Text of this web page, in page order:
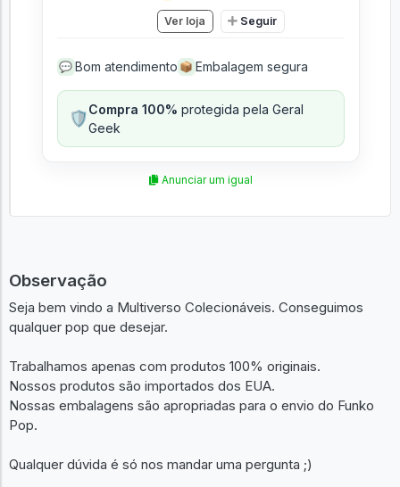
Ver loja Seguir
💬 Bom atendimento 📦 Embalagem segura
🛡️Compra 100% protegida pela Geral
Geek
Anunciar um igual
Observação
Seja bem vindo a Multiverso Colecionáveis. Conseguimos
qualquer pop que desejar.
Trabalhamos apenas com produtos 100% originais.
Nossos produtos são importados dos EUA.
Nossas embalagens são apropriadas para o envio do Funko
Pop.
Qualquer dúvida é só nos mandar uma pergunta ;)